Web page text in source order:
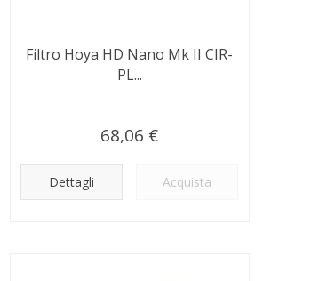
Filtro Hoya HD Nano Mk II CIR-
PL...
68,06 €
Dettagli Acquista